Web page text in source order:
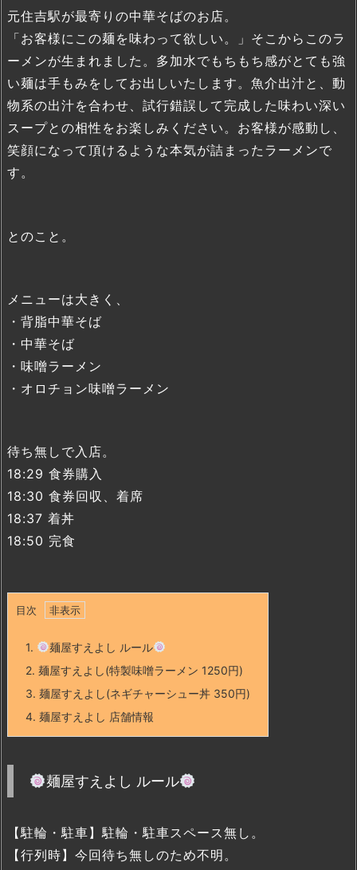
元住吉駅が最寄りの中華そばのお店。
「お客様にこの麺を味わって欲しい。」そこからこのラ
ーメンが生まれました。多加水でもちもち感がとても強
い麺は手もみをしてお出しいたします。魚介出汁と、動
物系の出汁を合わせ、試行錯誤して完成した味わい深い
スープとの相性をお楽しみください。お客様が感動し、
笑顔になって頂けるような本気が詰まったラーメンで
す。
とのこと。
メニューは大きく、
・背脂中華そば
・中華そば
・味噌ラーメン
・オロチョン味噌ラーメン
待ち無しで入店。
18:29 食券購入
18:30 食券回収、着席
18:37 着丼
18:50 完食
目次
1.
麺屋すえよし ルール
2. 麺屋すえよし(特製味噌ラーメン 1250円)
3. 麺屋すえよし(ネギチャーシュー丼 350円)
4. 麺屋すえよし 店舗情報
麺屋すえよし ルール
【駐輪・駐車】駐輪・駐車スペース無し。
【行列時】今回待ち無しのため不明。